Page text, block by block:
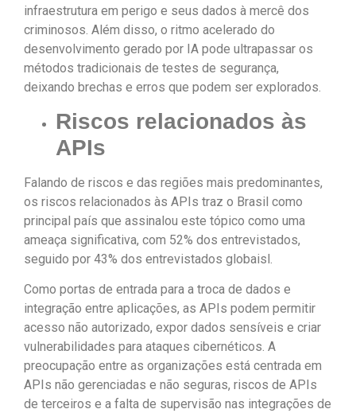
infraestrutura em perigo e seus dados à mercê dos
criminosos. Além disso, o ritmo acelerado do
desenvolvimento gerado por IA pode ultrapassar os
métodos tradicionais de testes de segurança,
deixando brechas e erros que podem ser explorados.
Riscos relacionados às
APIs
Falando de riscos e das regiões mais predominantes,
os riscos relacionados às APIs traz o Brasil como
principal país que assinalou este tópico como uma
ameaça significativa, com 52% dos entrevistados,
seguido por 43% dos entrevistados globaisl.
Como portas de entrada para a troca de dados e
integração entre aplicações, as APIs podem permitir
acesso não autorizado, expor dados sensíveis e criar
vulnerabilidades para ataques cibernéticos. A
preocupação entre as organizações está centrada em
APIs não gerenciadas e não seguras, riscos de APIs
de terceiros e a falta de supervisão nas integrações de